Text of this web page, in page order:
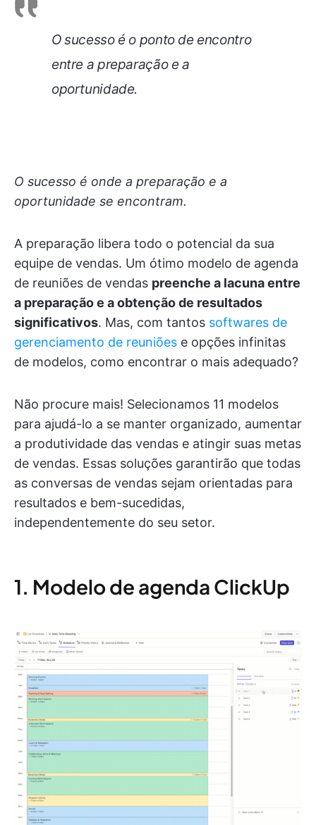
O sucesso é o ponto de encontro
entre a preparação e a
oportunidade.
O sucesso é onde a preparação e a
oportunidade se encontram.
A preparação libera todo o potencial da sua
equipe de vendas. Um ótimo modelo de agenda
de reuniões de vendas preenche a lacuna entre
a preparação e a obtenção de resultados
significativos. Mas, com tantos softwares de
gerenciamento de reuniões e opções infinitas
de modelos, como encontrar o mais adequado?
Não procure mais! Selecionamos 11 modelos
para ajudá-lo a se manter organizado, aumentar
a produtividade das vendas e atingir suas metas
de vendas. Essas soluções garantirão que todas
as conversas de vendas sejam orientadas para
resultados e bem-sucedidas,
independentemente do seu setor.
1. Modelo de agenda ClickUp